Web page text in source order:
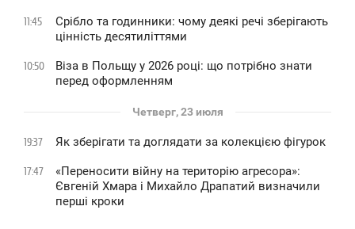
11:45
Срібло та годинники: чому деякі речі зберігають
цінність десятиліттями
10:50
Віза в Польщу у 2026 році: що потрібно знати
перед оформленням
Четверг, 23 июля
19:37 Як зберігати та доглядати за колекцією фігурок
17:47
«Переносити війну на територію агресора»:
Євгеній Хмара і Михайло Драпатий визначили
перші кроки